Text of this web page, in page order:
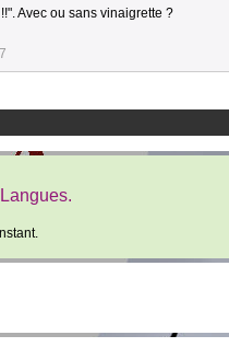
Avec ou sans vinaigrette ?